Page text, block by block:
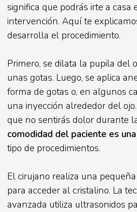
significa que podrás irte a casa
intervención. Aquí te
desarrolla el procedimiento.
Primero, se dilata la pupila del
unas gotas. Luego, se aplica
forma de gotas o, en algunos
una inyección alrededor del
que no sentirás dolor durante
comodidad del paciente es
tipo de procedimientos.
El cirujano realiza una
para acceder al cristalino. La
avanzada utiliza ultrasonidos